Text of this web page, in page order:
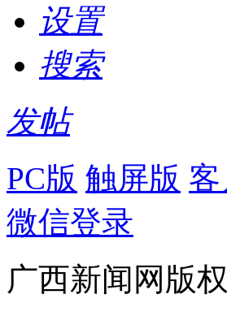
设置
搜索
发帖
PC版 触屏版
微信登录
广西新闻网版